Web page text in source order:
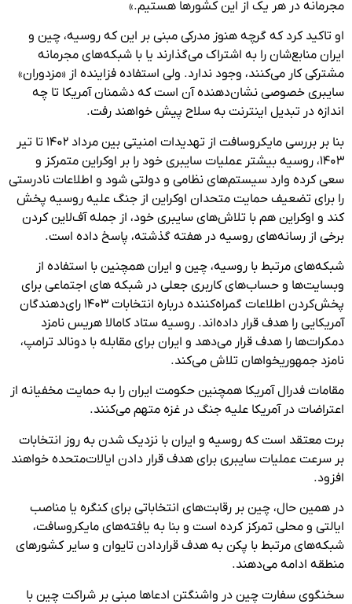
مجرمانه در هر یک از این کشورها هستیم.»
او تاکید کرد که گرچه هنوز مدرکی مبنی بر این که روسیه، چین و
ایران منابع‌شان را به اشتراک می‌گذارند یا با شبکه‌های مجرمانه
مشترکی کار می‌کنند، وجود ندارد. ولی استفاده فزاینده از «مزدوران»
سایبری خصوصی نشان‌دهنده آن است که دشمنان آمریکا تا چه
اندازه در تبدیل اینترنت به سلاح پیش‌ خواهند رفت.
بنا بر بررسی مایکروسافت از تهدیدات امنیتی بین مرداد ۱۴۰۲ تا تیر
۱۴۰۳، روسیه بیشتر عملیات سایبری خود را بر اوکراین متمرکز و
سعی کرده وارد سیستم‌های نظامی و دولتی شود و اطلاعات نادرستی
را برای تضعیف حمایت متحدان اوکراین از جنگ علیه روسیه پخش
کند و اوکراین هم با تلاش‌های سایبری خود، از جمله آف‌لاین کردن
برخی از رسانه‌های روسیه در هفته گذشته، پاسخ داده است.
شبکه‌های مرتبط با روسیه، چین و ایران همچنین با استفاده از
وبسایت‌ها و حساب‌های کاربری جعلی در شبکه های اجتماعی برای
پخش‌کردن اطلاعات گمراه‌کننده درباره انتخابات ۱۴۰۳ رای‌دهندگان
آمریکایی را هدف قرار داده‌اند. روسیه ستاد کامالا هریس نامزد
دمکرات‌ها را هدف قرار می‌دهد و ایران برای مقابله با دونالد ترامپ،
نامزد جمهوریخواهان تلاش می‌کند.
مقامات فدرال آمریکا همچنین حکومت ایران را به حمایت مخفیانه از
اعتراضات در آمریکا علیه جنگ در غزه متهم می‌کنند.
برت معتقد است که روسیه و ایران با نزدیک شدن به روز انتخابات
بر سرعت عملیات سایبری برای هدف قرار دادن ایالات‌متحده خواهند
افزود.
در همین حال، چین بر رقابت‌های انتخاباتی برای کنگره یا مناصب
ایالتی و محلی تمرکز کرده است و بنا به یافته‌های مایکروسافت،
شبکه‌های مرتبط با پکن به هدف قراردادن تایوان و سایر کشورهای
منطقه ادامه می‌دهند.
سخنگوی سفارت چین در واشنگتن ادعاها مبنی بر شراکت چین با